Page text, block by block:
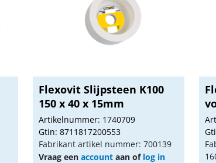
Flexovit Slijpsteen K100
150 x 40 x 15mm
Artikelnummer: 1740709
Gtin: 8711817200553
Fabrikant artikel nummer: 700139
Vraag eenaccount aan of log in